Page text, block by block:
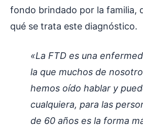
fondo brindado por la familia,
qué se trata este diagnóstico.
«La FTD es una
la que muchos de
hemos oído hablar y
cualquiera, para las
de 60 años es la forma